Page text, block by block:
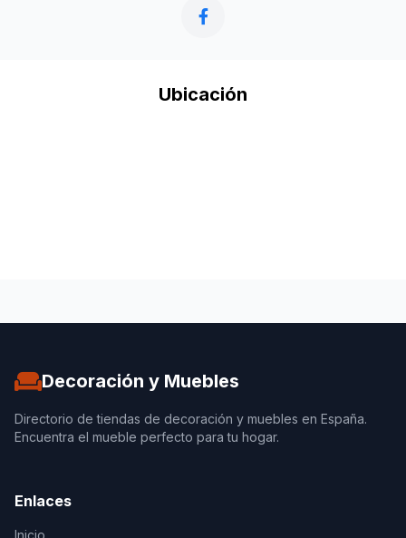
Ubicación
Decoración y Muebles
Directorio de tiendas de decoración y muebles en España.
Encuentra el mueble perfecto para tu hogar.
Enlaces
Inicio